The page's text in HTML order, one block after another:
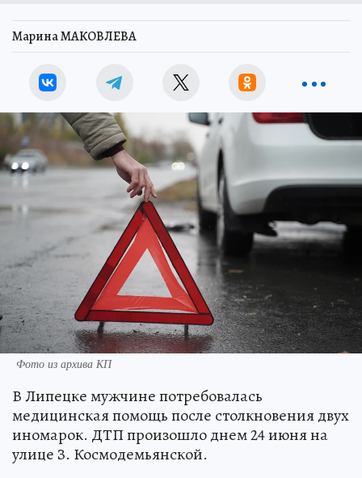
Марина МАКОВЛЕВА
Фото из архива КП
В Липецке мужчине потребовалась
медицинская помощь после столкновения двух
иномарок. ДТП произошло днем 24 июня на
улице З. Космодемьянской.